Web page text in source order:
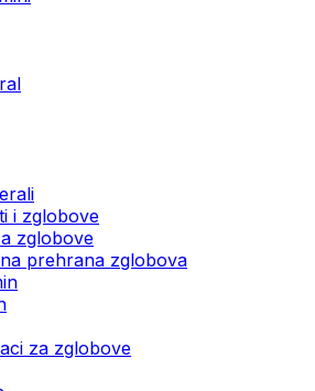
i zglobove
zglobove
prehrana zglobova
za zglobove